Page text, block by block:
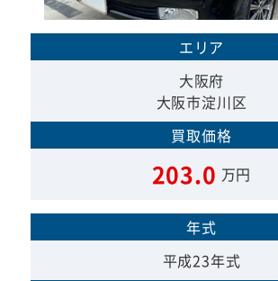
エリア
大阪府
大阪市淀川区
買取価格
203.0 万円
年式
平成23年式